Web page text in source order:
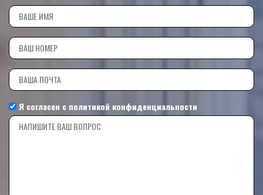
Я согласен с политикой конфиденциальности